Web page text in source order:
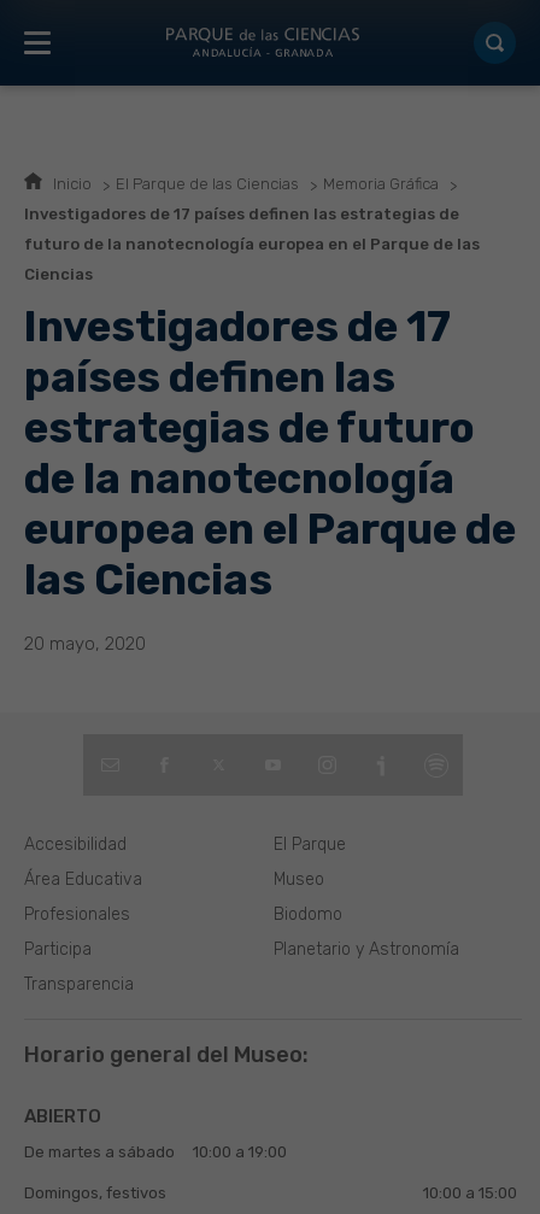
Inicio El Parque de las Ciencias
Memoria Gráfica
Investigadores de 17 países definen las estrategias de
futuro de la nanotecnología europea en el Parque de las
Ciencias
Investigadores de 17
países definen las
estrategias de futuro
de la nanotecnología
europea en el Parque de
las Ciencias
20 mayo, 2020
El Parque
Museo
Biodomo
Planetario y Astronomía
Área Educativa
Profesionales
Participa
Transparencia
Accesibilidad
Horario general del Museo:
ABIERTO
De martes a sábado 10:00 a 19:00
Domingos, festivos 10:00 a 15:00